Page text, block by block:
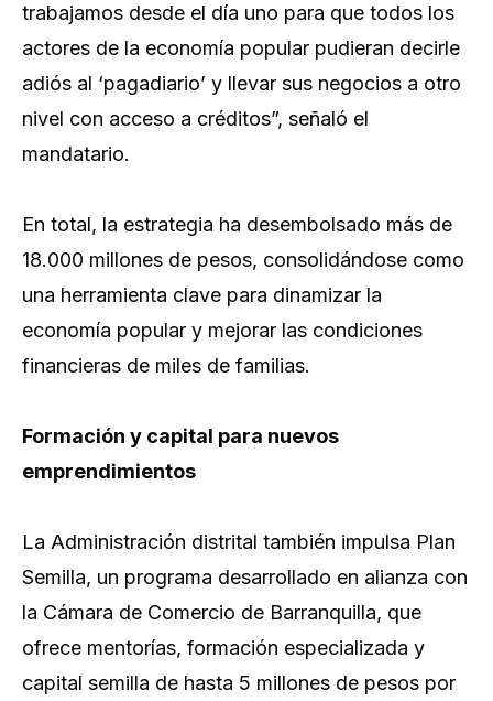
trabajamos desde el día uno para que todos los
actores de la economía popular pudieran decirle
adiós al ‘pagadiario’ y llevar sus negocios a otro
nivel con acceso a créditos”, señaló el
mandatario.
En total, la estrategia ha desembolsado más de
18.000 millones de pesos, consolidándose como
una herramienta clave para dinamizar la
economía popular y mejorar las condiciones
financieras de miles de familias.
Formación y capital para nuevos
emprendimientos
La Administración distrital también impulsa Plan
Semilla, un programa desarrollado en alianza con
la Cámara de Comercio de Barranquilla, que
ofrece mentorías, formación especializada y
capital semilla de hasta 5 millones de pesos por